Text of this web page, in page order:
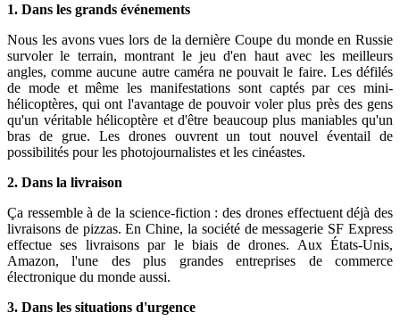
1. Dans les grands événements
Nous les avons vues lors de la dernière Coupe du monde en Russie
survoler le terrain, montrant le jeu d'en haut avec les meilleurs
angles, comme aucune autre caméra ne pouvait le faire. Les défilés
de mode et même les manifestations sont captés par ces mini-
hélicoptères, qui ont l'avantage de pouvoir voler plus près des gens
qu'un véritable hélicoptère et d'être beaucoup plus maniables qu'un
bras de grue. Les drones ouvrent un tout nouvel éventail de
possibilités pour les photojournalistes et les cinéastes.
2. Dans la livraison
Ça ressemble à de la science-fiction : des drones effectuent déjà des
livraisons de pizzas. En Chine, la société de messagerie SF Express
effectue ses livraisons par le biais de drones. Aux États-Unis,
Amazon, l'une des plus grandes entreprises de commerce
électronique du monde aussi.
3. Dans les situations d'urgence